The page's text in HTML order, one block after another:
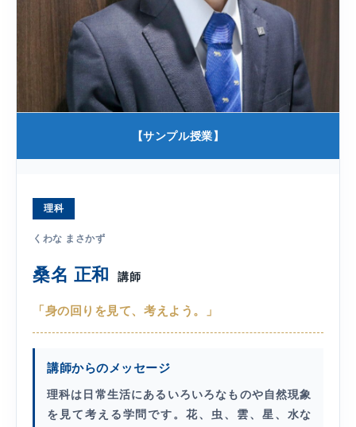
【サンプル授業】
理科
くわな まさかず
桑名 正和 講師
「身の回りを見て、考えよう。」
講師からのメッセージ
理科は日常生活にあるいろいろなものや自然現象
を見て考える学問です。花、虫、雲、星、水な